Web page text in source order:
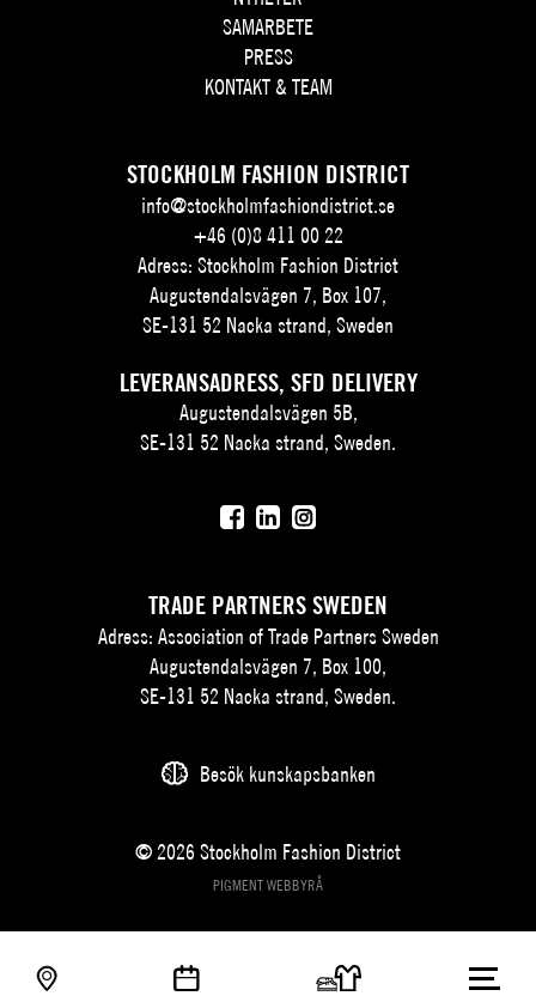
SAMARBETE
PRESS
KONTAKT & TEAM
STOCKHOLM FASHION DISTRICT
info@stockholmfashiondistrict.se
+46 (0)8 411 00 22
Adress: Stockholm Fashion District
Augustendalsvägen 7, Box 107,
SE-131 52 Nacka strand, Sweden
LEVERANSADRESS, SFD DELIVERY
Augustendalsvägen 5B,
SE-131 52 Nacka strand, Sweden.
TRADE PARTNERS SWEDEN
Adress: Association of Trade Partners Sweden
Augustendalsvägen 7, Box 100,
SE-131 52 Nacka strand, Sweden.
Besök kunskapsbanken
© 2026 Stockholm Fashion District
PIGMENT WEBBYRÅ